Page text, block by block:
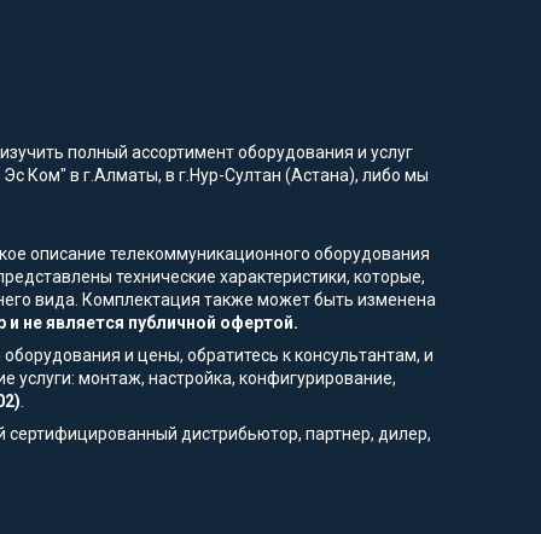
полный ассортимент оборудования и услуг
Ком" в г.Алматы, в г.Нур-Султан (Астана), либо мы
описание телекоммуникационного оборудования
технические характеристики, которые,
вида. Комплектация также может быть изменена
не является публичной офертой.
и цены, обратитесь к консультантам, и
монтаж, настройка, конфигурирование,
.
дистрибьютор, партнер, дилер,